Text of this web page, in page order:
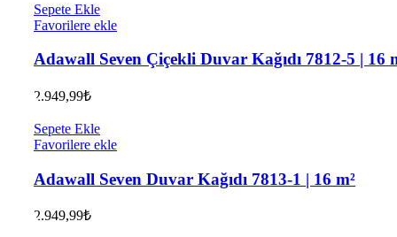
Sepete Ekle
Favorilere ekle
Adawall Seven Çiçekli Duvar Kağıdı 7812-5 | 16
2.949,99₺
Sepete Ekle
Favorilere ekle
Adawall Seven Duvar Kağıdı 7813-1 | 16 m²
2.949,99₺